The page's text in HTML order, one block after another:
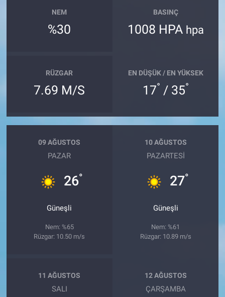
NEM
%30
BASINÇ
1008 HPA hpa
RÜZGAR
7.69 M/S
EN DÜŞÜK / EN YÜKSEK
17° / 35°
09 AĞUSTOS
PAZAR
26°
Güneşli
Nem: %65
Rüzgar: 10.50 m/s
10 AĞUSTOS
PAZARTESI
27°
Güneşli
Nem: %61
Rüzgar: 10.89 m/s
11 AĞUSTOS
SALI
12 AĞUSTOS
ÇARŞAMBA